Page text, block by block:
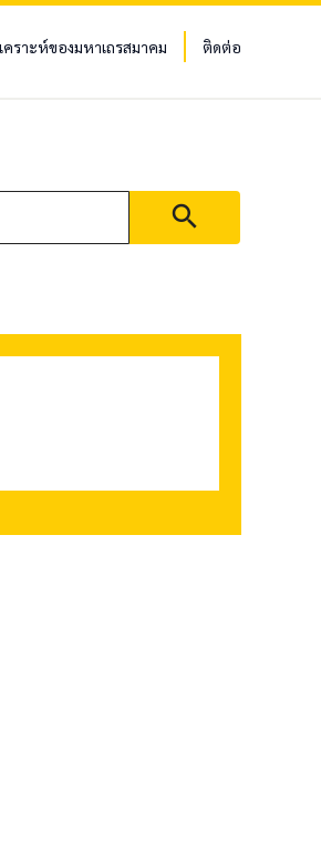
คราะห์ของมหาเถรสมาคม ติดต่อ
search